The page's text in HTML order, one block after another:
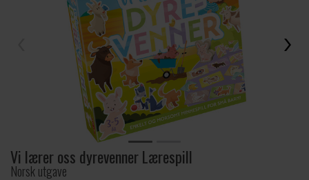
Vi lærer oss dyrevenner Lærespill
Norsk utgave